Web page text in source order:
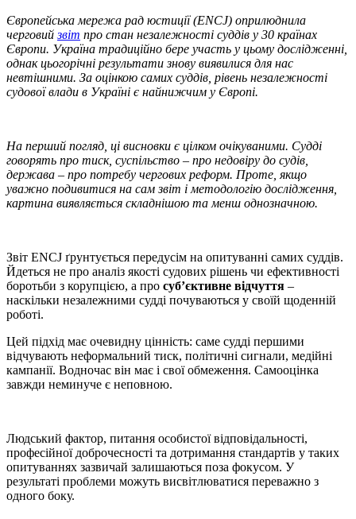
Європейська мережа рад юстиції (ENCJ) оприлюднила
черговийзвіт про стан незалежності суддів у 30 країнах
Європи. Україна традиційно бере участь у цьому дослідженні,
однак цьогорічні результати знову виявилися для нас
невтішними. За оцінкою самих суддів, рівень незалежності
судової влади в Україні є найнижчим у Європі.
На перший погляд, ці висновки є цілком очікуваними. Судді
говорять про тиск, суспільство – про недовіру до судів,
держава – про потребу чергових реформ. Проте, якщо
уважно подивитися на сам звіт і методологію дослідження,
картина виявляється складнішою та менш однозначною.
Звіт ENCJ ґрунтується передусім на опитуванні самих суддів.
Йдеться не про аналіз якості судових рішень чи ефективності
боротьби з корупцією, а про суб’єктивне відчуття –
наскільки незалежними судді почуваються у своїй щоденній
роботі.
Цей підхід має очевидну цінність: саме судді першими
відчувають неформальний тиск, політичні сигнали, медійні
кампанії. Водночас він має і свої обмеження. Самооцінка
завжди неминуче є неповною.
Людський фактор, питання особистої відповідальності,
професійної доброчесності та дотримання стандартів у таких
опитуваннях зазвичай залишаються поза фокусом. У
результаті проблеми можуть висвітлюватися переважно з
одного боку.